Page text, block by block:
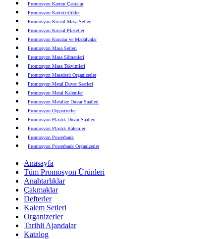
Promosyon Karton Çantalar
Promosyon Kartvizitlikler
Promosyon Kristal Masa Setleri
Promosyon Kristal Plaketler
Promosyon Kupalar ve Madalyalar
Promosyon Masa Setleri
Promosyon Masa Sümenleri
Promosyon Masa Takvimleri
Promosyon Masaüstü Organizerler
Promosyon Metal Duvar Saatleri
Promosyon Metal Kalemler
Promosyon Metalize Duvar Saatleri
Promosyon Organizerler
Promosyon Plastik Duvar Saatleri
Promosyon Plastik Kalemler
Promosyon Powerbank
Promosyon Powerbank Organizerler
Promosyon Şapka
Promosyon Sekreter Bloknotlar
Promosyon Seramik ve Porselen Ürünler
Promosyon Speakerlar
Promosyon Tarihli Ajandalar
Promosyon Teknoloji Ürünleri
Promosyon Telefon Standları
Promosyon Termoslar
Promosyon Tişörtler
Anasayfa
Tüm Promosyon Ürünleri
Anahtarlıklar
Çakmaklar
Defterler
Kalem Setleri
Organizerler
Tarihli Ajandalar
Katalog